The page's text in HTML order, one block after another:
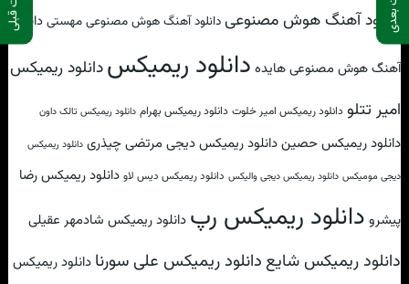
دانلود آهنگ هوش مصنوعیدانلود آهنگ هوش مصنوعی مهستیدانلود
آهنگ هوش مصنوعی هایده دانلود ریمیکسدانلود ریمیکس
امیر تتلو دانلود ریمیکس امیر خلوت دانلود ریمیکس بهرام دانلود ریمیکس تالک داون
دانلود ریمیکس حصیندانلود ریمیکس دیجی مرتضی چیذری دانلود ریمیکس
دیجی مومیکس دانلود ریمیکس دیجی والیکس دانلود ریمیکس دیس لاو دانلود ریمیکس رضا
پیشرو دانلود ریمیکس رپ دانلود ریمیکس شادمهر عقیلی
دانلود ریمیکس شایع دانلود ریمیکس علی سورنا دانلود ریمیکس